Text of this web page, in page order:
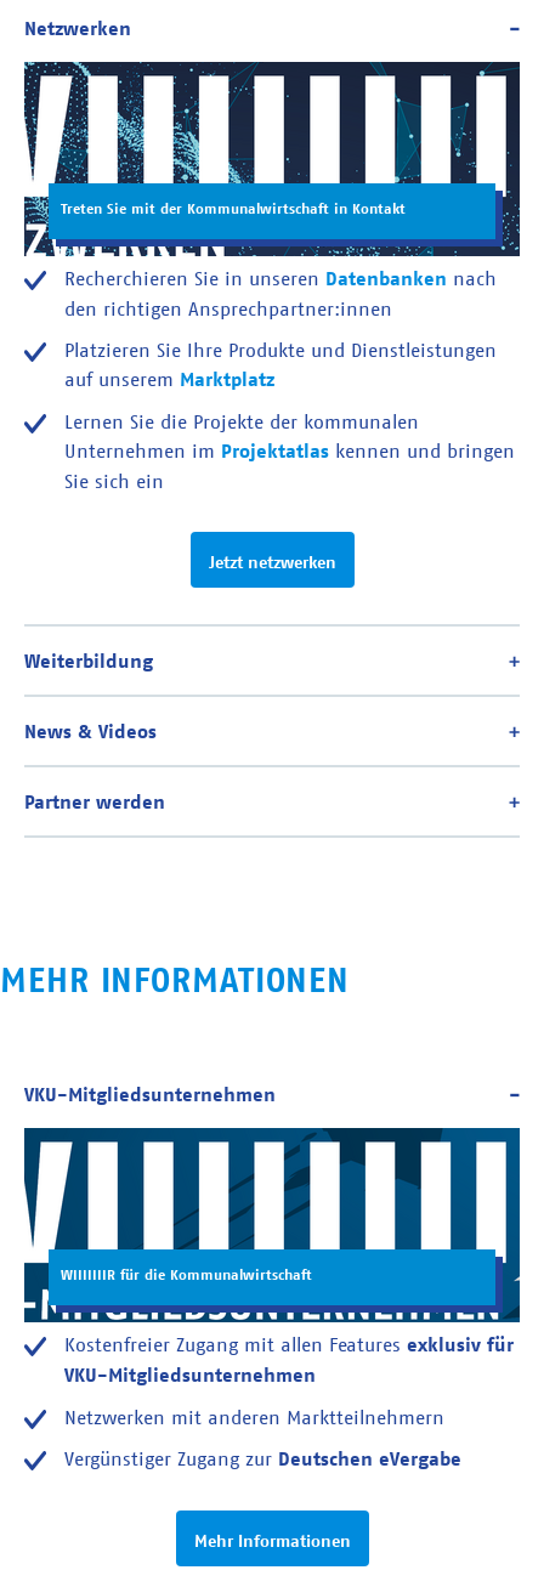
Treten Sie mit der Kommunalwirtschaft in Kontakt
Recherchieren Sie in unseren Datenbanken nach
den richtigen Ansprechpartner:innen
Platzieren Sie Ihre Produkte und Dienstleistungen
auf unserem Marktplatz
Lernen Sie die Projekte der kommunalen
Unternehmen im Projektatlas kennen und bringen
Sie sich ein
Jetzt netzwerken
MEHR INFORMATIONEN
WIIIIIIIR für die Kommunalwirtschaft
Kostenfreier Zugang mit allen Features exklusiv für
VKU-Mitgliedsunternehmen
Netzwerken mit anderen Marktteilnehmern
Vergünstiger Zugang zur Deutschen eVergabe
Mehr Informationen